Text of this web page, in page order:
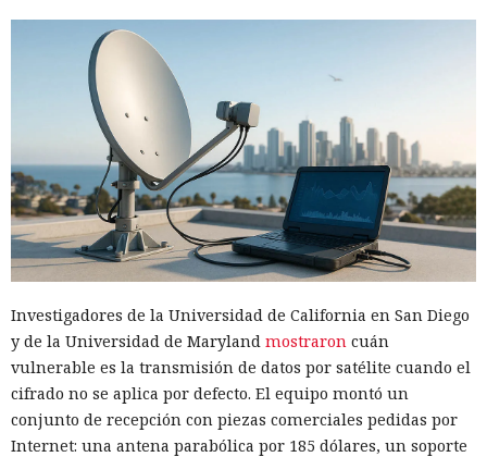
Investigadores de la Universidad de California en San Diego
y de la Universidad de Maryland mostraron cuán
vulnerable es la transmisión de datos por satélite cuando el
cifrado no se aplica por defecto. El equipo montó un
conjunto de recepción con piezas comerciales pedidas por
Internet: una antena parabólica por 185 dólares, un soporte